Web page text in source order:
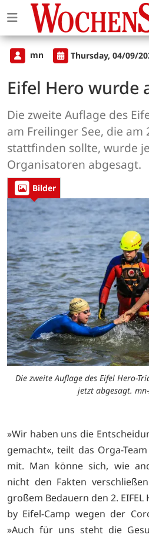
mn Thursday, 04/09/
Eifel Hero wurde
Die zweite Auflage des
am Freilinger See, die am
stattfinden sollte, wurde
Organisatoren abgesagt.
Bilder
Die zweite Auflage des Eifel Hero-
jetzt abgesagt.
»Wir haben uns die
gemacht«, teilt das Orga-
mit. Man könne sich, wie
nicht den Fakten
großem Bedauern den 2.
by Eifel-Camp wegen der
»Auch für uns steht die